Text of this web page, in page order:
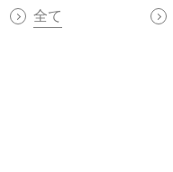
全て